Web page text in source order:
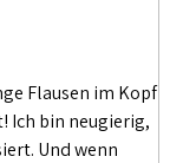
Flausen im Kopf
Ich bin neugierig,
Und wenn